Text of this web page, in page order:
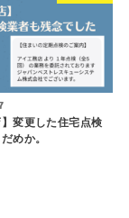
】変更した住宅点検
めか。